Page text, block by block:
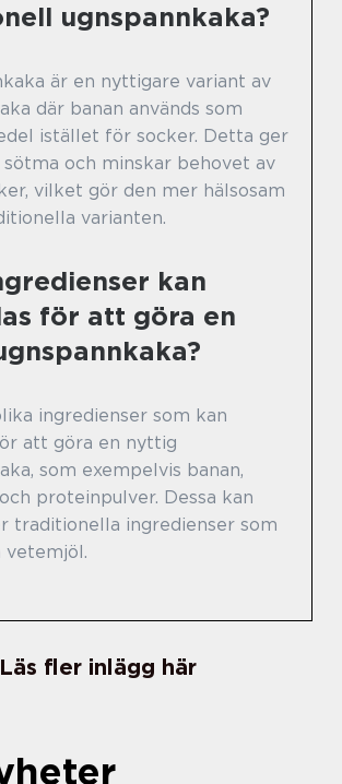
ugnspannkaka?
är en nyttigare variant av
där banan används som
istället för socker. Detta ger
och minskar behovet av
vilket gör den mer hälsosam
varianten.
kan
för att göra en
ingredienser som kan
att göra en nyttig
som exempelvis banan,
proteinpulver. Dessa kan
traditionella ingredienser som
vetemjöl.
Läs fler inlägg här